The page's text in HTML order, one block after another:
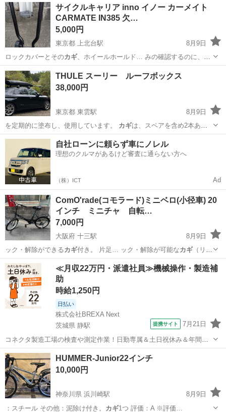
サイクルキャリア inno イノー カーメイト
CARMATE IN385 欠…
5,000円
東京都 上北台駅
8月9日
ロックカバーとそのカギ、ホイールホールド… みの確認するのに、 カ
ギを出して解除してカ… またカバーを付け、カギをかける、という
め…
東京 武蔵村山市 上北台駅 キャリア、ラック
THULE スーリー ルーフボックス
38,000円
東京都 東雲駅
8月9日
を定期的に塗布し、使用しています。 カギは、スペアを含め2本あり
ます。 薄型…
東京 江東区 東雲駅 外装、車外用品
自社ローンに頼らず車にノレル
理想のクルマがあるけど審査に通らない方へ
（株）ICT Ad
ComO'rade(コモラード)ミニベロ(小径車) 20
インチ ミニチャ 自転…
7,000円
大阪府 十三駅
8月9日
ック・解除ができるカギ 付き。 片足… ック・解除が可能なカギ（リン
グ錠）を装着…
大阪 大阪市 十三駅 その他
≪月収22万円・派遣社員≫機械操作・製造補
助
時給1,250円
日払い
株式会社BREXA Next
茨城県 静駅
提携サイト 7月21日
コネクタ製造工場の検査や測定作業！日勤専属＆土日祝休み＆年間休
日128日★クリーンルーム内作業★マイカー通勤OK＆無料駐車場あり
★就業先食堂利用可！日払い制度あり！《茨城県常陸大宮市》 人気の
工場のお仕事 ◇コネクタ製造工...
茨城 常陸大宮市
HUMMER-Junior22インチ
10,000円
神奈川県 浜川崎駅
8月9日
：スチール その他：泥除け付き。 カギ 1つ 評価：A ※評価…